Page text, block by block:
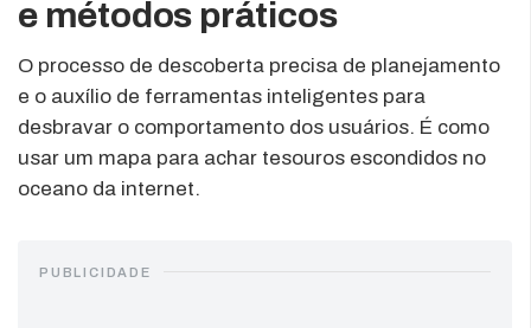
e métodos práticos
O processo de descoberta precisa de planejamento
e o auxílio de ferramentas inteligentes para
desbravar o comportamento dos usuários. É como
usar um mapa para achar tesouros escondidos no
oceano da internet.
PUBLICIDADE